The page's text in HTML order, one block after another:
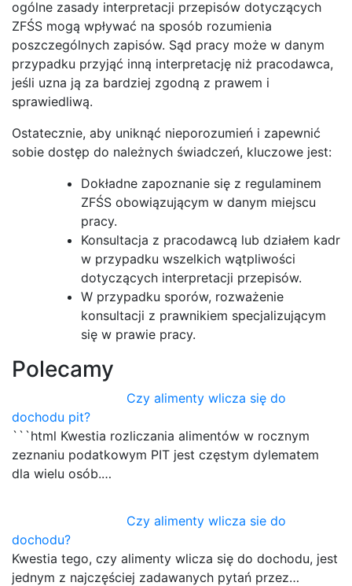
ogólne zasady interpretacji przepisów dotyczących
ZFŚS mogą wpływać na sposób rozumienia
poszczególnych zapisów. Sąd pracy może w danym
przypadku przyjąć inną interpretację niż pracodawca,
jeśli uzna ją za bardziej zgodną z prawem i
sprawiedliwą.
Ostatecznie, aby uniknąć nieporozumień i zapewnić
sobie dostęp do należnych świadczeń, kluczowe jest:
Dokładne zapoznanie się z regulaminem
ZFŚS obowiązującym w danym miejscu
pracy.
Konsultacja z pracodawcą lub działem kadr
w przypadku wszelkich wątpliwości
dotyczących interpretacji przepisów.
W przypadku sporów, rozważenie
konsultacji z prawnikiem specjalizującym
się w prawie pracy.
Polecamy
Czy alimenty wlicza się do
dochodu pit?
```html Kwestia rozliczania alimentów w rocznym
zeznaniu podatkowym PIT jest częstym dylematem
dla wielu osób.…
Czy alimenty wlicza sie do
dochodu?
Kwestia tego, czy alimenty wlicza się do dochodu, jest
jednym z najczęściej zadawanych pytań przez…